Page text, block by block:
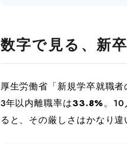
数字で見る、新
厚生労働省「新規学卒就職
3年以内離職率は33.8%。10
ると、その厳しさはかなり違